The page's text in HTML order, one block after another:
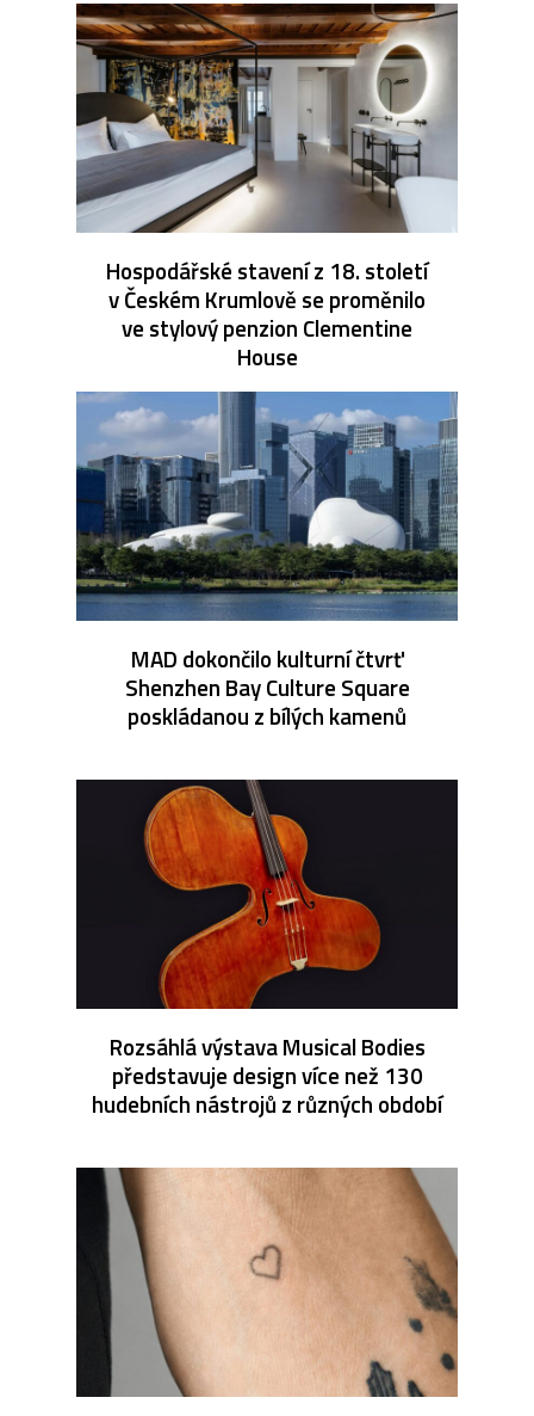
Hospodářské stavení z 18. století
v Českém Krumlově se proměnilo
ve stylový penzion Clementine
House
MAD dokončilo kulturní čtvrť
Shenzhen Bay Culture Square
poskládanou z bílých kamenů
Rozsáhlá výstava Musical Bodies
představuje design více než 130
hudebních nástrojů z různých období